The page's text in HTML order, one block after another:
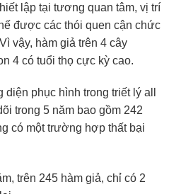
lập tại tương quan tâm, vị trí
được các thói quen cận chức
vậy, hàm giả trên 4 cây
4 có tuổi thọ cực kỳ cao.
phục hình trong triết lý all
trong 5 năm bao gồm 242
có một trường hợp thất bại
trên 245 hàm giả, chỉ có 2